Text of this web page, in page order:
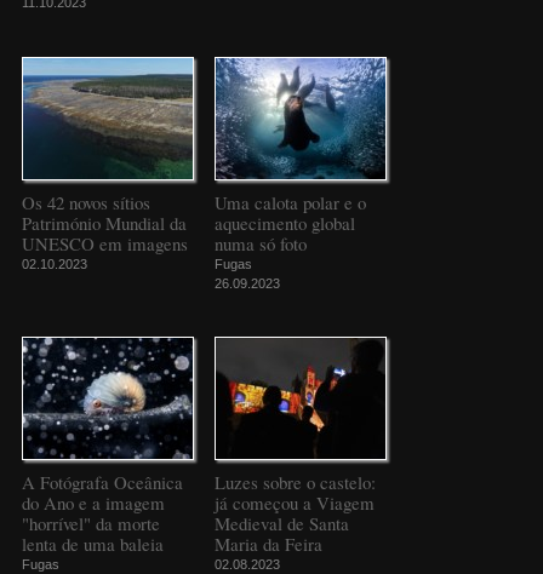
Os 42 novos sítios
Património Mundial da
UNESCO em imagens
02.10.2023
Uma calota polar e o
aquecimento global
numa só foto
Fugas
26.09.2023
A Fotógrafa Oceânica
do Ano e a imagem
"horrível" da morte
lenta de uma baleia
Fugas
Luzes sobre o castelo:
já começou a Viagem
Medieval de Santa
Maria da Feira
02.08.2023